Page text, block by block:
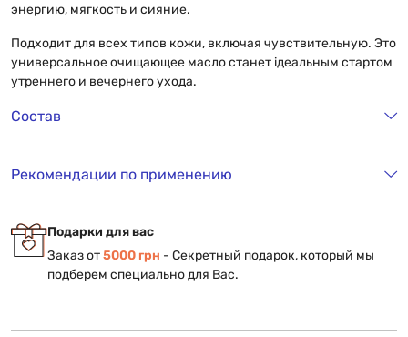
энергию, мягкость и сияние.
Подходит для всех типов кожи, включая чувствительную. Это
универсальное очищающее масло станет ідеальным стартом
утреннего и вечернего ухода.
Состав
Рекомендации по применению
Подарки для вас
Заказ от5000 грн - Секретный подарок, который мы
подберем специально для Вас.